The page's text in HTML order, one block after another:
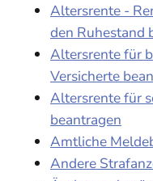
Altersrente -
den Ruhestand
Altersrente für
Versicherte
Altersrente für
beantragen
Amtliche
Andere